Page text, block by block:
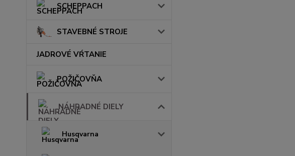
SCHEPPACH
STAVEBNÉ STROJE
JADROVÉ VŔTANIE
POŽIČOVŇA
NÁHRADNÉ DIELY
Husqvarna